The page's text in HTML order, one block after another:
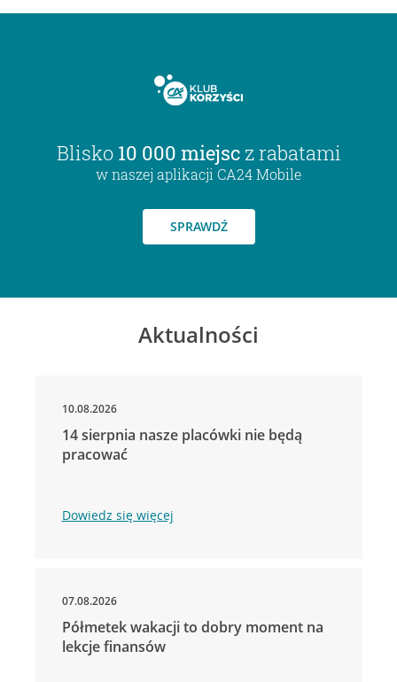
Blisko 10 000 miejsc z rabatami
w naszej aplikacji CA24 Mobile
SPRAWDŹ
Aktualności
10.08.2026
14 sierpnia nasze placówki nie będą
pracować
Dowiedz się więcej
07.08.2026
Półmetek wakacji to dobry moment na
lekcje finansów